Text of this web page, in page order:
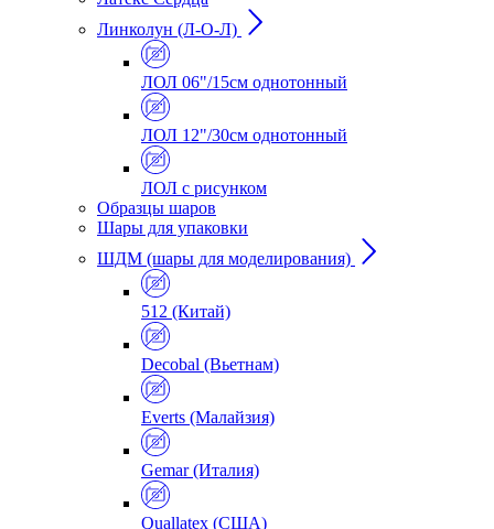
Линколун (Л-О-Л)
ЛОЛ 06"/15см однотонный
ЛОЛ 12"/30см однотонный
ЛОЛ с рисунком
Образцы шаров
Шары для упаковки
ШДМ (шары для моделирования)
512 (Китай)
Decobal (Вьетнам)
Everts (Малайзия)
Gemar (Италия)
Quallatex (США)